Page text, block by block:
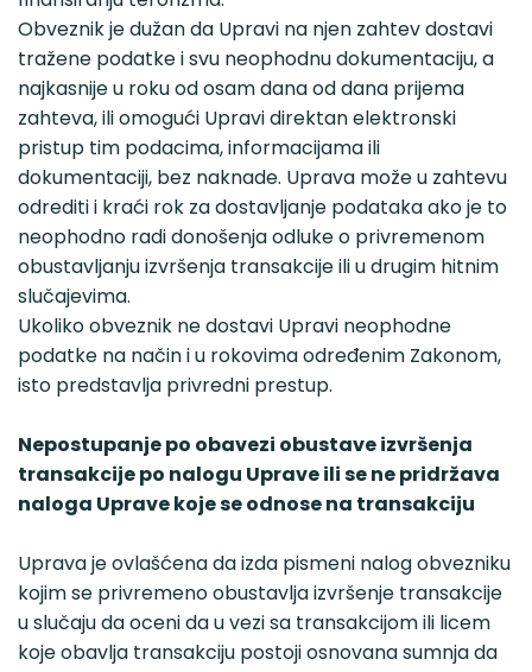
Obveznik je dužan da Upravi na njen zahtev dostavi
tražene podatke i svu neophodnu dokumentaciju, a
najkasnije u roku od osam dana od dana prijema
zahteva, ili omogući Upravi direktan elektronski
pristup tim podacima, informacijama ili
dokumentaciji, bez naknade. Uprava može u zahtevu
odrediti i kraći rok za dostavljanje podataka ako je to
neophodno radi donošenja odluke o privremenom
obustavljanju izvršenja transakcije ili u drugim hitnim
slučajevima.
Ukoliko obveznik ne dostavi Upravi neophodne
podatke na način i u rokovima određenim Zakonom,
isto predstavlja privredni prestup.
Nepostupanje po obavezi obustave izvršenja
transakcije po nalogu Uprave ili se ne pridržava
naloga Uprave koje se odnose na transakciju
Uprava je ovlašćena da izda pismeni nalog obvezniku
kojim se privremeno obustavlja izvršenje transakcije
u slučaju da oceni da u vezi sa transakcijom ili licem
koje obavlja transakciju postoji osnovana sumnja da